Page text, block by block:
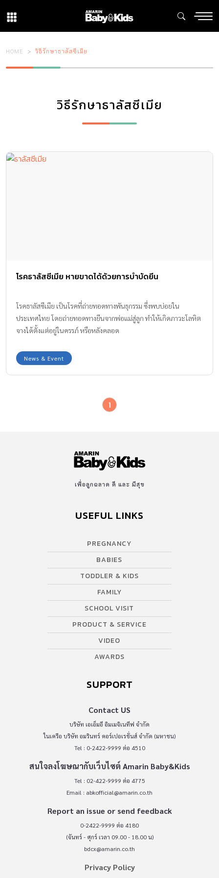
HOME วิธีรักษาธาลัสซีเมีย
วิธีรักษาธาลัสซีเมีย
โรคธาลัสซีเมีย หายขาดได้ด้วยการบำบัดยีน
โรคธาลัสซีเมีย เป็นโรคที่ถ่ายทอดทางพันธุกรรม ซึ่งพบบ่อยใน
ประเทศไทย โดยถ่ายทอดทางยีนจากพ่อแม่สู่ลูก ทำให้เกิดภาวะโลหิต
จางได้ตั้งแต่อยู่ในครรภ์ หรือหลังคลอด
News & Event
1
เพื่อลูกฉลาด ดี และ มีสุข
USEFUL LINKS
PREGNANCY
BABIES
TODDLER & KIDS
FAMILY
SCHOOL VISIT
PRODUCT & SERVICE
VIDEO
AWARDS
SUPPORT
Contact US
บริษัท เอเอ็มอี อิมเมจิเนทีฟ จำกัด
ในเครือ บริษัท อมรินทร์ คอร์เปอเรชั่นส์ จำกัด (มหาชน)
Tel : 0-2422-9999 ต่อ 4510
สนใจลงโฆษณากับเว็บไซต์ Amarin Baby&Kids
Tel : 02-422-9999 ต่อ 4775
Email : abkofficial@amarin.co.th
Report an issue or send feedback
0-2422-9999 ต่อ 4180
(จันทร์ - ศุกร์ เวลา 09.00 - 18.00 น)
bdcx@amarin.co.th
Privacy Policy